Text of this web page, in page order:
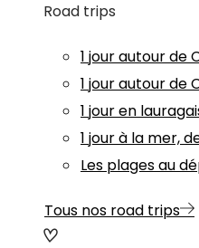
Road trips
1 jour autour de
1 jour autour de
1 jour en
1 jour à la mer,
Les plages au
Tous nos road trips